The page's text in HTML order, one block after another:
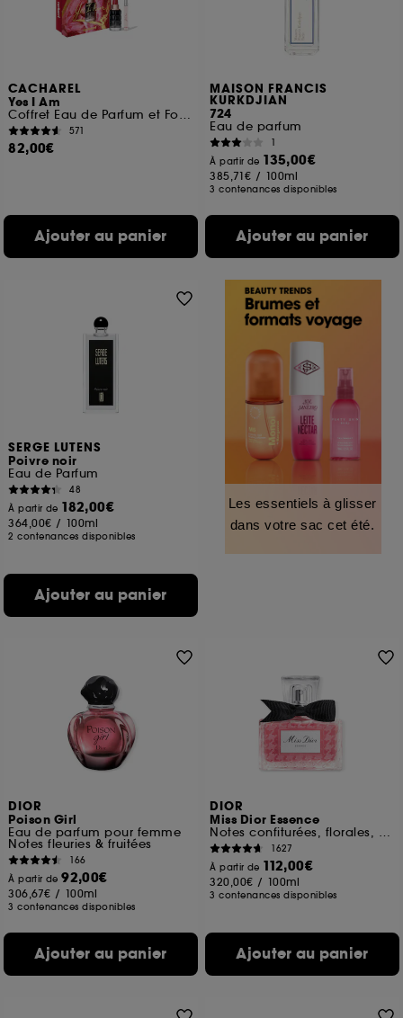
CACHAREL
Yes I Am
Coffret Eau de Parfum et Format Voyage
571
82,00€
Ajouter au panier
MAISON FRANCIS
KURKDJIAN
724
Eau de parfum
1
À partir de 135,00€
385,71€ / 100ml
3 contenances disponibles
Ajouter au panier
SERGE LUTENS
Poivre noir
Eau de Parfum
48
À partir de 182,00€
364,00€ / 100ml
2 contenances disponibles
Ajouter au panier
Les essentiels à glisser
dans votre sac cet été.
DIOR
Poison Girl
Eau de parfum pour femme
Notes fleuries & fruitées
166
À partir de92,00€
306,67€ / 100ml
3 contenances disponibles
Ajouter au panier
DIOR
Miss Dior Essence
Notes confiturées, florales, boisées
1627
À partir de 112,00€
320,00€ / 100ml
3 contenances disponibles
Ajouter au panier